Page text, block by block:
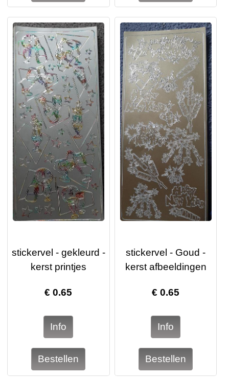
stickervel - gekleurd -
kerst printjes
€0.65
stickervel - Goud -
kerst afbeeldingen
€0.65